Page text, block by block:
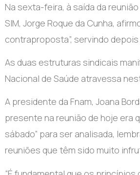
Na sexta-feira, à saída da
SIM, Jorge Roque da Cunha,
contraproposta”, servindo
As duas estruturas sindicais
Nacional de Saúde atravessa
A presidente da Fnam, Joana
presente na reunião de hoje era
sábado” para ser analisada,
reuniões que têm sido muito